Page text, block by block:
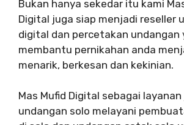
Bukan hanya sekedar itu kami
Digital juga siap menjadi reseller
digital dan percetakan undangan
membantu pernikahan anda
menarik, berkesan dan kekinian.
Mas Mufid Digital sebagai
undangan solo melayani